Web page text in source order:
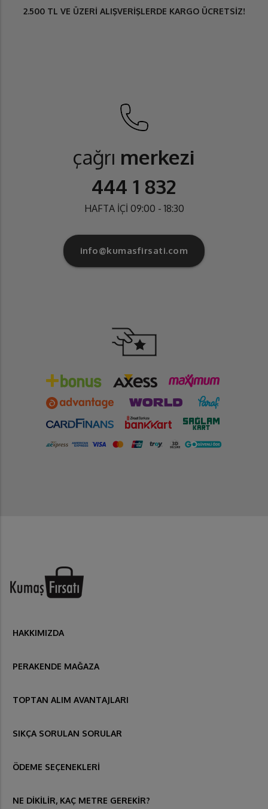
2.500 TL VE ÜZERİ ALIŞVERİŞLERDE KARGO ÜCRETSİZ!
çağrı merkezi
444 1 832
HAFTA İÇİ 09:00 - 18:30
info@kumasfirsati.com
HAKKIMIZDA
PERAKENDE MAĞAZA
TOPTAN ALIM AVANTAJLARI
SIKÇA SORULAN SORULAR
ÖDEME SEÇENEKLERİ
NE DİKİLİR, KAÇ METRE GEREKİR?